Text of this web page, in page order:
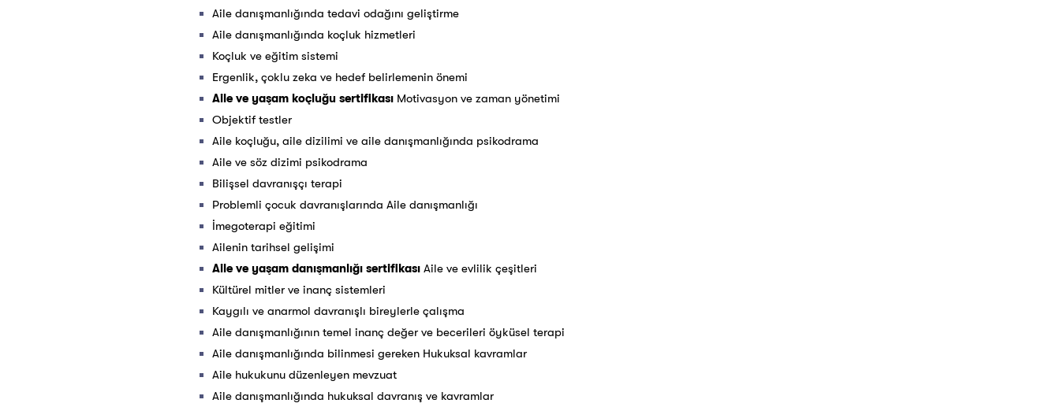
Aile danışmanlığında tedavi odağını geliştirme
Aile danışmanlığında koçluk hizmetleri
Koçluk ve eğitim sistemi
Ergenlik, çoklu zeka ve hedef belirlemenin önemi
Aile ve yaşam koçluğu sertifikası Motivasyon ve zaman yönetimi
Objektif testler
Aile koçluğu, aile dizilimi ve aile danışmanlığında psikodrama
Aile ve söz dizimi psikodrama
Bilişsel davranışçı terapi
Problemli çocuk davranışlarında Aile danışmanlığı
İmegoterapi eğitimi
Ailenin tarihsel gelişimi
Aile ve yaşam danışmanlığı sertifikası Aile ve evlilik çeşitleri
Kültürel mitler ve inanç sistemleri
Kaygılı ve anarmol davranışlı bireylerle çalışma
Aile danışmanlığının temel inanç değer ve becerileri öyküsel terapi
Aile danışmanlığında bilinmesi gereken Hukuksal kavramlar
Aile hukukunu düzenleyen mevzuat
Aile danışmanlığında hukuksal davranış ve kavramlar